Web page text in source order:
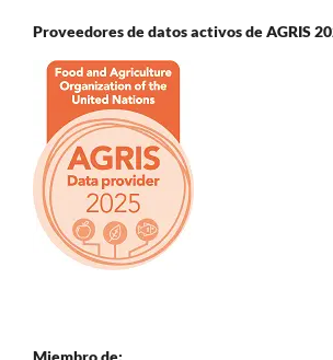
Proveedores de datos activos de AGRIS
Miembro de: